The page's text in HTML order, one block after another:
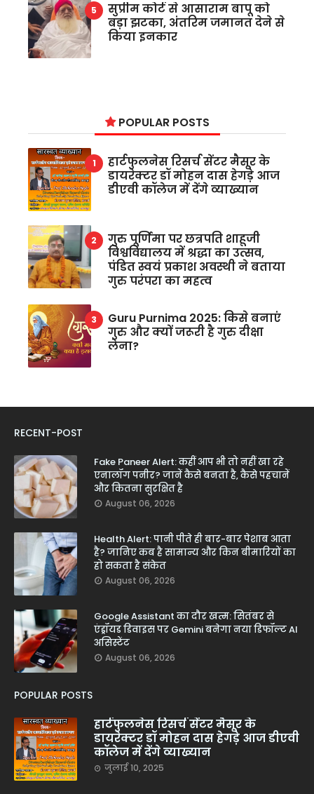
सुप्रीम कोर्ट से आसाराम बापू को
बड़ा झटका, अंतरिम जमानत देने से
किया इनकार
POPULAR POSTS
हार्टफुलनेस रिसर्च सेंटर मैसूर के
डायरेक्टर डॉ मोहन दास हेगड़े आज
डीएवी कॉलेज में देंगे व्याख्यान
गुरु पूर्णिमा पर छत्रपति शाहूजी
विश्वविद्यालय में श्रद्धा का उत्सव,
पंडित स्वयं प्रकाश अवस्थी ने बताया
गुरु परंपरा का महत्व
Guru Purnima 2025: किसे बनाएं
गुरु और क्यों जरूरी है गुरु दीक्षा
लेना?
RECENT-POST
Fake Paneer Alert: कहीं आप भी तो नहीं खा रहे
एनालॉग पनीर? जानें कैसे बनता है, कैसे पहचानें
और कितना सुरक्षित है
August 06, 2026
Health Alert: पानी पीते ही बार-बार पेशाब आता
है? जानिए कब है सामान्य और किन बीमारियों का
हो सकता है संकेत
August 06, 2026
Google Assistant का दौर खत्म: सितंबर से
एंड्रॉयड डिवाइस पर Gemini बनेगा नया डिफॉल्ट AI
असिस्टेंट
August 06, 2026
POPULAR POSTS
हार्टफुलनेस रिसर्च सेंटर मैसूर के
डायरेक्टर डॉ मोहन दास हेगड़े आज डीएवी
कॉलेज में देंगे व्याख्यान
जुलाई 10, 2025